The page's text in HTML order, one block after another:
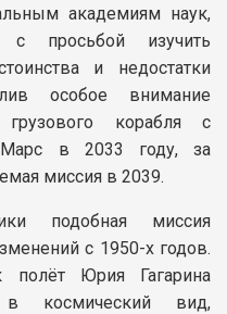
академиям наук,
просьбой изучить
и недостатки
особое внимание
грузового корабля с
Марс в 2033 году, за
миссия в 2039.
подобная миссия
с 1950-х годов.
Юрия Гагарина
в космический вид,